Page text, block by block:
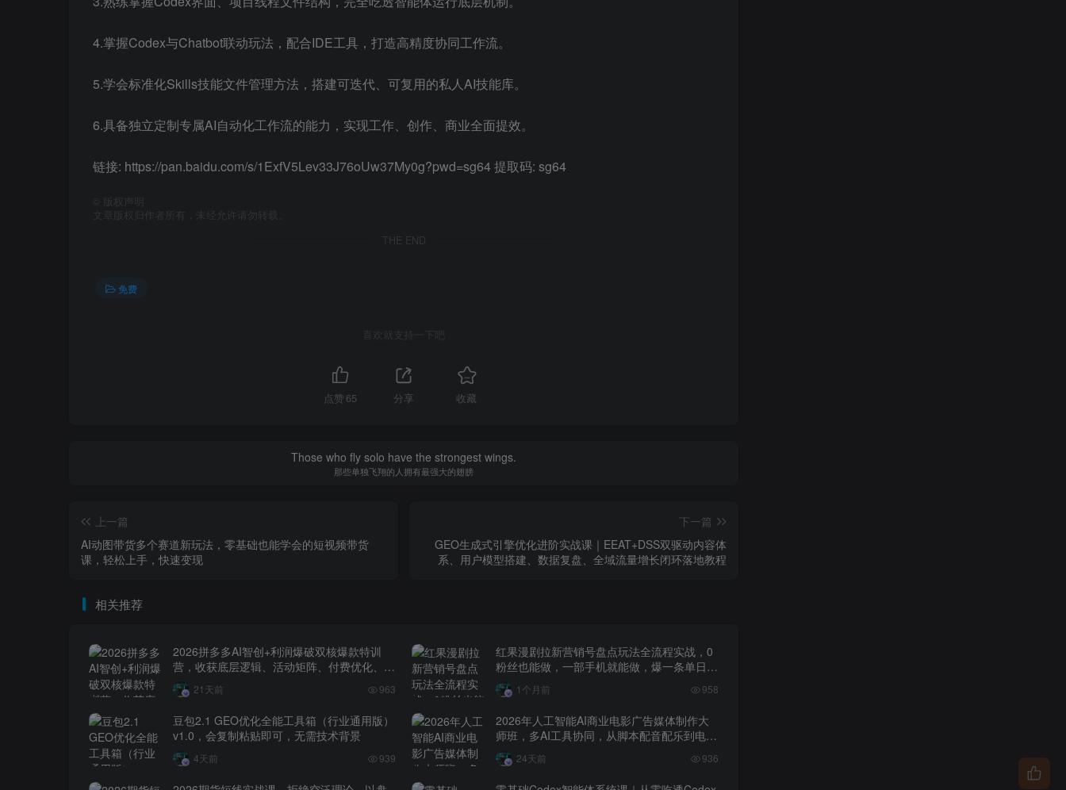
4.掌握Codex与Chatbot联动玩法，配合IDE工具，打造高精度协同工作流。
5.学会标准化Skills技能文件管理方法，搭建可迭代、可复用的私人AI技能库。
6.具备独立定制专属AI自动化工作流的能力，实现工作、创作、商业全面提效。
链接: https://pan.baidu.com/s/1ExfV5Lev33J76oUw37My0g?pwd=sg64 提取码: sg64
版权声明
文章版权归作者所有，未经允许请勿转载。
THE END
免费
喜欢就支持一下吧
点赞 65 分享 收藏
Those who fly solo have the strongest wings.
那些单独飞翔的人拥有最强大的翅膀
上一篇
AI动图带货多个赛道新玩法，零基础也能学会的短视频带货
课，轻松上手，快速变现
下一篇
GEO生成式引擎优化进阶实战课｜EEAT+DSS双驱动内容体
系、用户模型搭建、数据复盘、全域流量增长闭环落地教程
相关推荐
2026拼多多AI智创+利润爆破双核爆款特训
营，收获底层逻辑、活动矩阵、付费优化、0-
1打爆SOP
21天前 963
红果漫剧拉新营销号盘点玩法全流程实战，0
粉丝也能做，一部手机就能做，爆一条单日收
益2k+（更新0628）
1个月前 958
豆包2.1 GEO优化全能工具箱（行业通用版）
v1.0，会复制粘贴即可，无需技术背景
4天前 939
2026年人工智能AI商业电影广告媒体制作大
师班，多AI工具协同，从脚本配音配乐到电影
级短片、品牌广告全流程实战（中英字幕）
24天前 936